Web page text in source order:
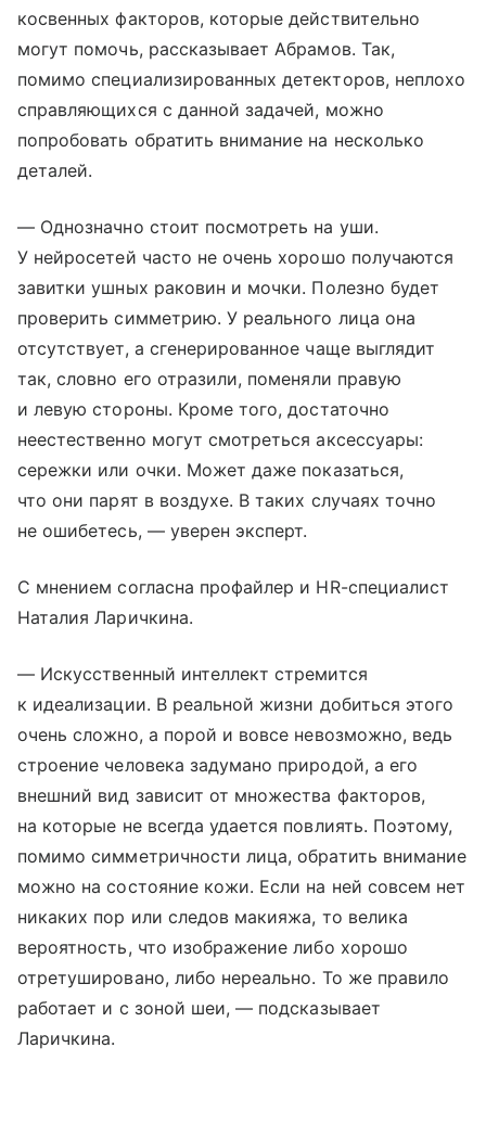
косвенных факторов, которые действительно
могут помочь, рассказывает Абрамов. Так,
помимо специализированных детекторов, неплохо
справляющихся с данной задачей, можно
попробовать обратить внимание на несколько
деталей.
— Однозначно стоит посмотреть на уши.
У нейросетей часто не очень хорошо получаются
завитки ушных раковин и мочки. Полезно будет
проверить симметрию. У реального лица она
отсутствует, а сгенерированное чаще выглядит
так, словно его отразили, поменяли правую
и левую стороны. Кроме того, достаточно
неестественно могут смотреться аксессуары:
сережки или очки. Может даже показаться,
что они парят в воздухе. В таких случаях точно
не ошибетесь, — уверен эксперт.
С мнением согласна профайлер и HR-специалист
Наталия Ларичкина.
— Искусственный интеллект стремится
к идеализации. В реальной жизни добиться этого
очень сложно, а порой и вовсе невозможно, ведь
строение человека задумано природой, а его
внешний вид зависит от множества факторов,
на которые не всегда удается повлиять. Поэтому,
помимо симметричности лица, обратить внимание
можно на состояние кожи. Если на ней совсем нет
никаких пор или следов макияжа, то велика
вероятность, что изображение либо хорошо
отретушировано, либо нереально. То же правило
работает и с зоной шеи, — подсказывает
Ларичкина.